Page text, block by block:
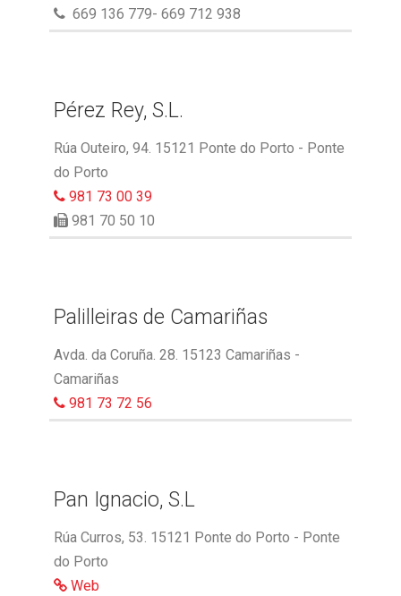
669 136 779- 669 712 938
Pérez Rey, S.L.
Rúa Outeiro, 94. 15121 Ponte do Porto - Ponte
do Porto
981 73 00 39
981 70 50 10
Palilleiras de Camariñas
Avda. da Coruña. 28. 15123 Camariñas -
Camariñas
981 73 72 56
Pan Ignacio, S.L
Rúa Curros, 53. 15121 Ponte do Porto - Ponte
do Porto
Web